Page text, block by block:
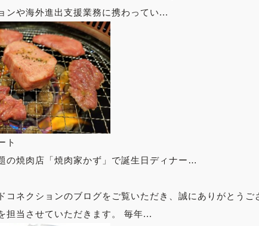
ンや海外進出支援業務に携わってい...
ト
の焼肉店「焼肉家かず」で誕生日ディナー…
コネクションのブログをご覧いただき、誠にありがとう
担当させていただきます。 毎年...